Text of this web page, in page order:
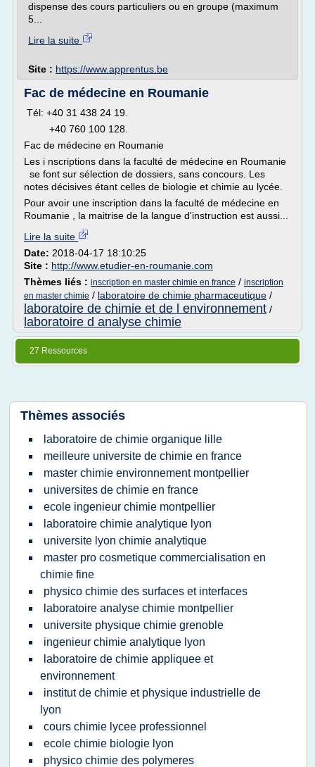
dispense des cours particuliers ou en groupe (maximum
5...
Lire la suite
Site : https://www.apprentus.be
Fac de médecine en Roumanie
Tél: +40 31 438 24 19.
+40 760 100 128.
Fac de médecine en Roumanie
Les i nscriptions dans la faculté de médecine en Roumanie
se font sur sélection de dossiers, sans concours. Les
notes décisives étant celles de biologie et chimie au lycée.
Pour avoir une inscription dans la faculté de médecine en
Roumanie , la maitrise de la langue d'instruction est aussi...
Lire la suite
Date: 2018-04-17 18:10:25
Site : http://www.etudier-en-roumanie.com
Thèmes liés : inscription en master chimie en france / inscription
en master chimie / laboratoire de chimie pharmaceutique /
laboratoire de chimie et de l environnement /
laboratoire d analyse chimie
27 Ressources
Thèmes associés
laboratoire de chimie organique lille
meilleure universite de chimie en france
master chimie environnement montpellier
universites de chimie en france
ecole ingenieur chimie montpellier
laboratoire chimie analytique lyon
universite lyon chimie analytique
master pro cosmetique commercialisation en
chimie fine
physico chimie des surfaces et interfaces
laboratoire analyse chimie montpellier
universite physique chimie grenoble
ingenieur chimie analytique lyon
laboratoire de chimie appliquee et
environnement
institut de chimie et physique industrielle de
lyon
cours chimie lycee professionnel
ecole chimie biologie lyon
physico chimie des polymeres